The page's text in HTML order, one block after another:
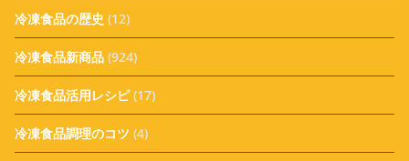
冷凍食品の歴史 (12)
冷凍食品新商品 (924)
冷凍食品活用レシピ(17)
冷凍食品調理のコツ (4)